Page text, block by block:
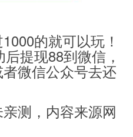
的就可以玩！
提现88到微信，
微信公众号去还
测，内容来源网